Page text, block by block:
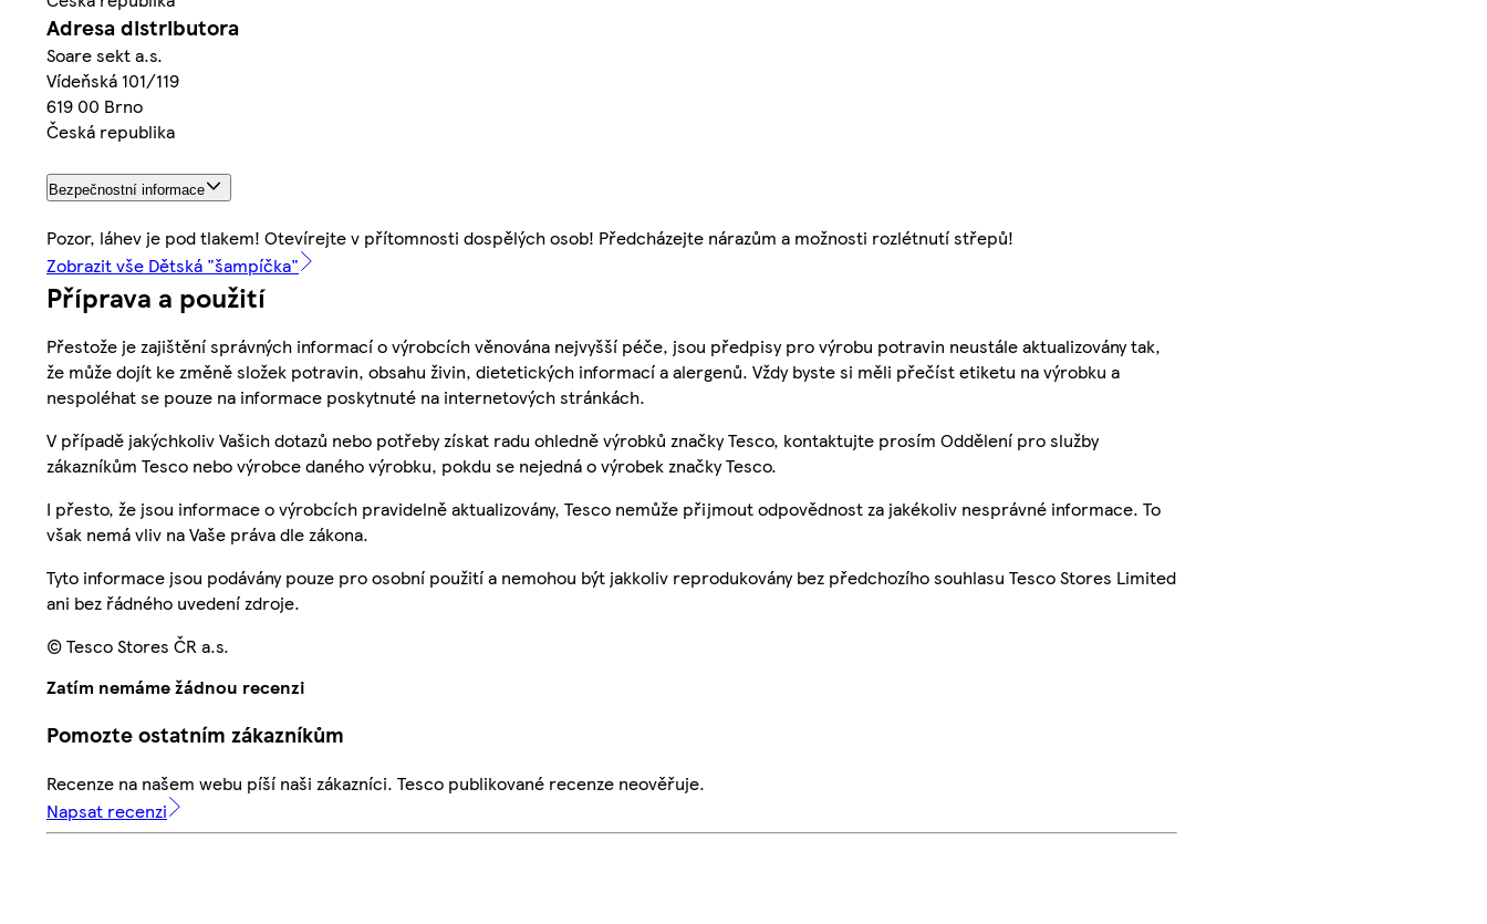
Adresa distributora
Soare sekt a.s.
Vídeňská 101/119
619 00 Brno
Česká republika
Bezpečnostní informace
Pozor, láhev je pod tlakem! Otevírejte v přítomnosti dospělých osob! Předcházejte nárazům a možnosti rozlétnutí střepů!
Zobrazit vše Dětská "šampíčka"
Příprava a použití
Přestože je zajištění správných informací o výrobcích věnována nejvyšší péče, jsou předpisy pro výrobu potravin neustále aktualizovány tak,
že může dojít ke změně složek potravin, obsahu živin, dietetických informací a alergenů. Vždy byste si měli přečíst etiketu na výrobku a
nespoléhat se pouze na informace poskytnuté na internetových stránkách.
V případě jakýchkoliv Vašich dotazů nebo potřeby získat radu ohledně výrobků značky Tesco, kontaktujte prosím Oddělení pro služby
zákazníkům Tesco nebo výrobce daného výrobku, pokdu se nejedná o výrobek značky Tesco.
I přesto, že jsou informace o výrobcích pravidelně aktualizovány, Tesco nemůže přijmout odpovědnost za jakékoliv nesprávné informace. To
však nemá vliv na Vaše práva dle zákona.
Tyto informace jsou podávány pouze pro osobní použití a nemohou být jakkoliv reprodukovány bez předchozího souhlasu Tesco Stores Limited
ani bez řádného uvedení zdroje.
© Tesco Stores ČR a.s.
Zatím nemáme žádnou recenzi
Pomozte ostatním zákazníkům
Recenze na našem webu píší naši zákazníci. Tesco publikované recenze neověřuje.
Napsat recenzi